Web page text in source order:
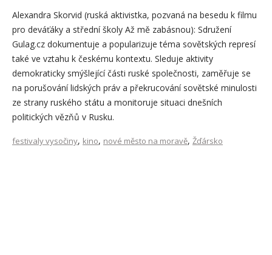
Alexandra Skorvid (ruská aktivistka, pozvaná na besedu k filmu
pro deváťáky a střední školy Až mě zabásnou): Sdružení
Gulag.cz dokumentuje a popularizuje téma sovětských represí
také ve vztahu k českému kontextu. Sleduje aktivity
demokraticky smýšlející části ruské společnosti, zaměřuje se
na porušování lidských práv a překrucování sovětské minulosti
ze strany ruského státu a monitoruje situaci dnešních
politických vězňů v Rusku.
festivaly vysočiny, kino, nové město na moravě, Žďársko